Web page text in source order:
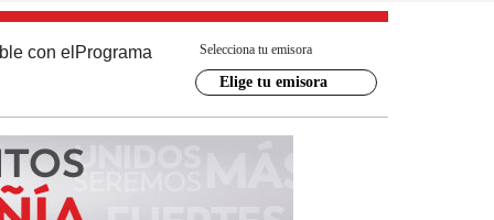
con el Programa Selecciona tu emisora
Elige tu emisora